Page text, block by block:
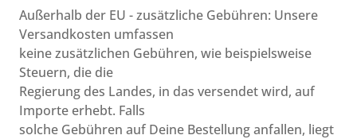
Außerhalb der EU - zusätzliche Gebühren: Unsere
Versandkosten umfassen
keine zusätzlichen Gebühren, wie beispielsweise
Steuern, die die
Regierung des Landes, in das versendet wird, auf
Importe erhebt. Falls
solche Gebühren auf Deine Bestellung anfallen, liegt